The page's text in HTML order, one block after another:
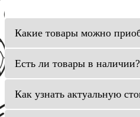
Какие товары можно
Есть ли товары в наличии?
Как узнать актуальную